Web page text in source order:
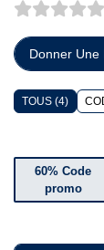
Donner Une
TOUS (4)
60% Code
promo